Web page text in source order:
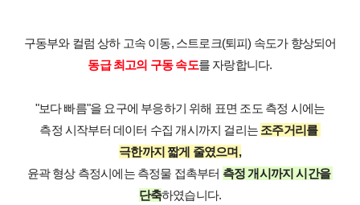
구동부와 컬럼 상하 고속 이동, 스트로크(퇴피) 속도가 향상되어
동급 최고의 구동 속도를 자랑합니다.
"보다 빠름"을 요구에 부응하기 위해 표면 조도 측정 시에는
측정 시작부터 데이터 수집 개시까지 걸리는 조주거리를
극한까지 짧게 줄였으며,
윤곽 형상 측정시에는 측정물 접촉부터 측정 개시까지 시간을
단축하였습니다.